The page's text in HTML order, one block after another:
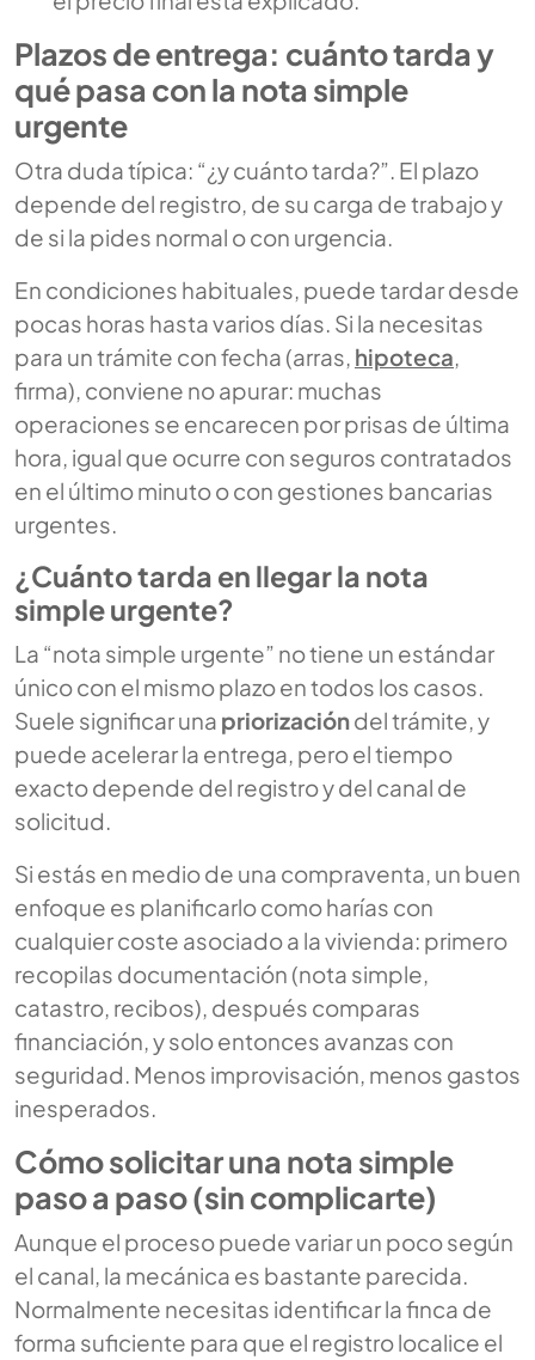
Plazos de entrega: cuánto tarda y
qué pasa con la nota simple
urgente
Otra duda típica: “¿y cuánto tarda?”. El plazo
depende del registro, de su carga de trabajo y
de si la pides normal o con urgencia.
En condiciones habituales, puede tardar desde
pocas horas hasta varios días. Si la necesitas
para un trámite con fecha (arras, hipoteca,
firma), conviene no apurar: muchas
operaciones se encarecen por prisas de última
hora, igual que ocurre con seguros contratados
en el último minuto o con gestiones bancarias
urgentes.
¿Cuánto tarda en llegar la nota
simple urgente?
La “nota simple urgente” no tiene un estándar
único con el mismo plazo en todos los casos.
Suele significar una priorizacióndel trámite, y
puede acelerar la entrega, pero el tiempo
exacto depende del registro y del canal de
solicitud.
Si estás en medio de una compraventa, un buen
enfoque es planificarlo como harías con
cualquier coste asociado a la vivienda: primero
recopilas documentación (nota simple,
catastro, recibos), después comparas
financiación, y solo entonces avanzas con
seguridad. Menos improvisación, menos gastos
inesperados.
Cómo solicitar una nota simple
paso a paso (sin complicarte)
Aunque el proceso puede variar un poco según
el canal, la mecánica es bastante parecida.
Normalmente necesitas identificar la finca de
forma suficiente para que el registro localice el